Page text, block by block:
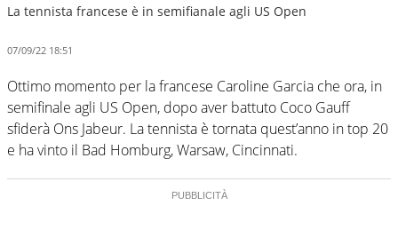
La tennista francese è in semifianale agli US Open
07/09/22 18:51
Ottimo momento per la francese Caroline Garcia che ora, in
semifinale agli US Open, dopo aver battuto Coco Gauff
sfiderà Ons Jabeur. La tennista è tornata quest’anno in top 20
e ha vinto il Bad Homburg, Warsaw, Cincinnati.